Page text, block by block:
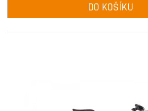
DO KOŠÍKU